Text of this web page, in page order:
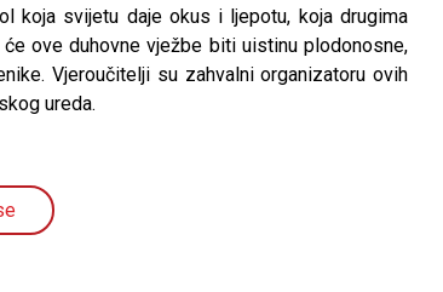
koja svijetu daje okus i ljepotu, koja drugima
ove duhovne vježbe biti uistinu plodonosne,
Vjeroučitelji su zahvalni organizatoru ovih
ureda.